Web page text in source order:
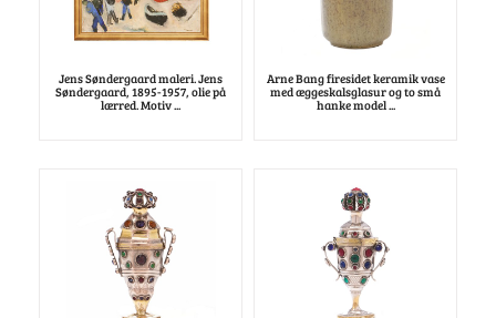
Jens Søndergaard maleri. Jens
Søndergaard, 1895-1957, olie på
lærred. Motiv ...
Arne Bang firesidet keramik vase
med æggeskalsglasur og to små
hanke model ...